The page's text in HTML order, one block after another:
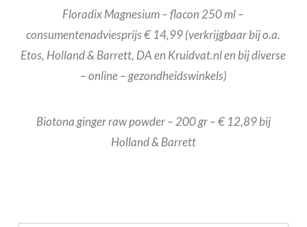
Floradix Magnesium – flacon 250 ml –
consumentenadviesprijs € 14,99 (verkrijgbaar bij o.a.
Etos, Holland & Barrett, DA en Kruidvat.nl en bij diverse
– online – gezondheidswinkels)
Biotona ginger raw powder – 200 gr – € 12,89 bij
Holland & Barrett